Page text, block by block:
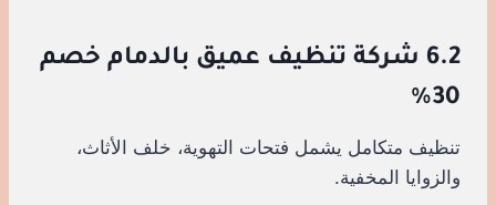
6.2 شركة تنظيف عميق بالدمام خصم
30%
تنظيف متكامل يشمل فتحات التهوية، خلف الأثاث،
والزوايا المخفية.